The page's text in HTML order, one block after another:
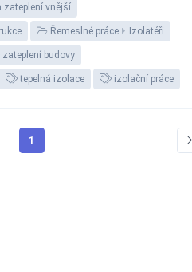
zateplení vnější
Řemeslné práce Izolatéři
zateplení budovy
tepelná izolace izolační práce
1